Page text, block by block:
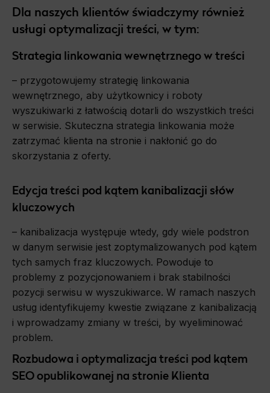
Dla naszych klientów świadczymy również
usługi optymalizacji treści, w tym:
Strategia linkowania wewnętrznego w treści
– przygotowujemy strategię linkowania
wewnętrznego, aby użytkownicy i roboty
wyszukiwarki z łatwością dotarli do wszystkich treści
w serwisie. Skuteczna strategia linkowania może
zatrzymać klienta na stronie i nakłonić go do
skorzystania z oferty.
Edycja treści pod kątem kanibalizacji słów
kluczowych
– kanibalizacja występuje wtedy, gdy wiele podstron
w danym serwisie jest zoptymalizowanych pod kątem
tych samych fraz kluczowych. Powoduje to
problemy z pozycjonowaniem i brak stabilności
pozycji serwisu w wyszukiwarce. W ramach naszych
usług identyfikujemy kwestie związane z kanibalizacją
i wprowadzamy zmiany w treści, by wyeliminować
problem.
Rozbudowa i optymalizacja treści pod kątem
SEO opublikowanej na stronie Klienta